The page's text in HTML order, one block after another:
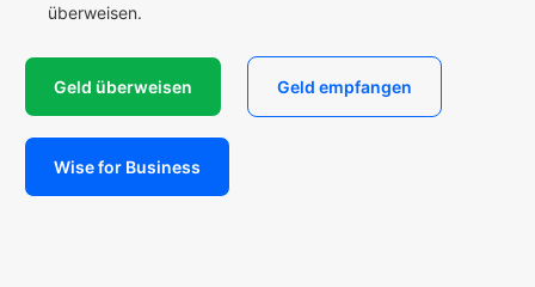
überweisen.
Geld überweisen Geld empfangen
Wise for Business